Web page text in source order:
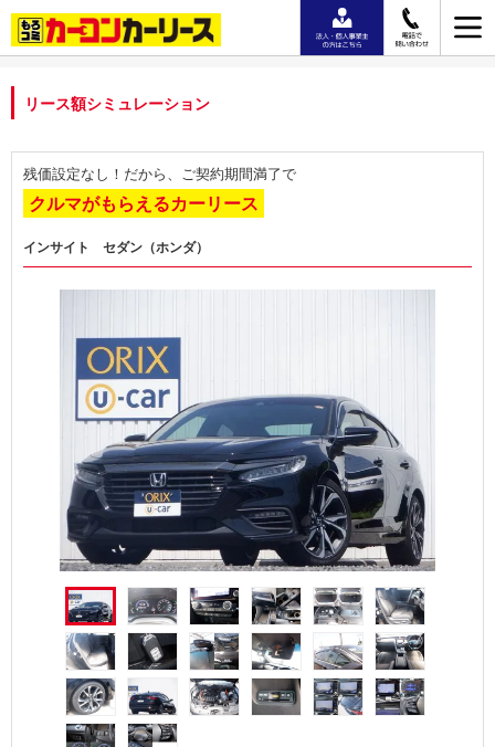
リース額シミュレーション
残価設定なし！だから、ご契約期間満了で
クルマがもらえるカーリース
インサイト セダン（ホンダ）